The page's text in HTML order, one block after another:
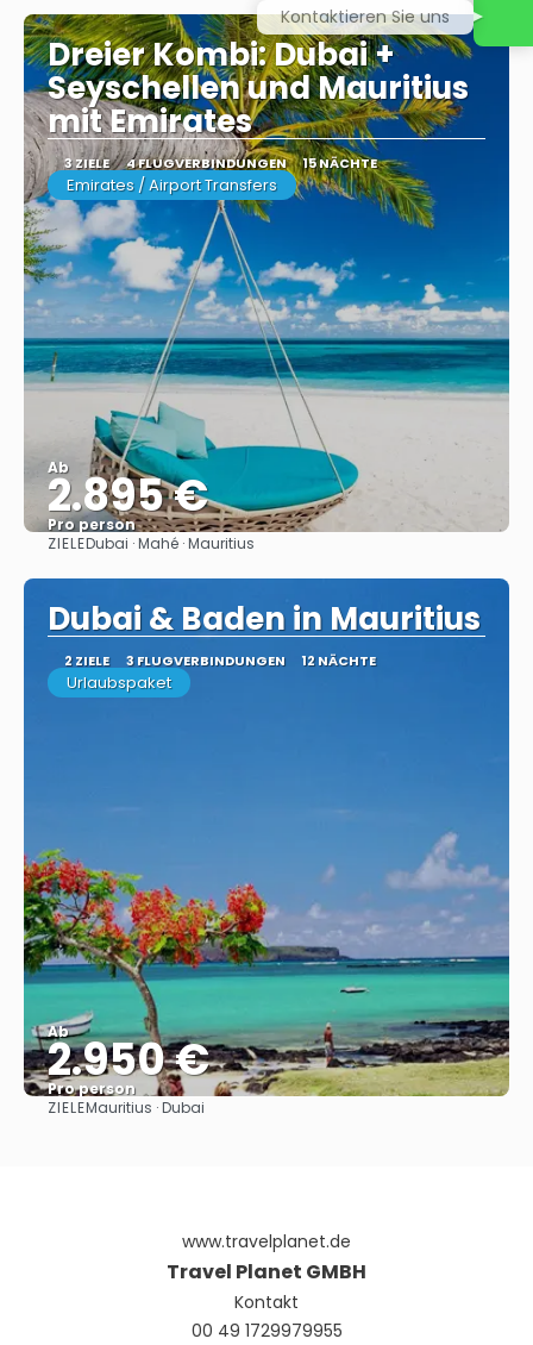
Dreier Kombi: Dubai +
Seyschellen und Mauritius
mit Emirates
3 ZIELE 4 FLUGVERBINDUNGEN 15 NÄCHTE
Emirates / Airport Transfers
Ab
2.895 €
Pro person
Sehen
ZIELEDubai · Mahé · Mauritius
Dubai & Baden in Mauritius
2 ZIELE 3 FLUGVERBINDUNGEN 12 NÄCHTE
Urlaubspaket
Ab
2.950 €
Pro person
ZIELEMauritius · Dubai
www.travelplanet.de
Travel Planet GMBH
Kontakt
00 49 1729979955
Kontaktieren Sie uns